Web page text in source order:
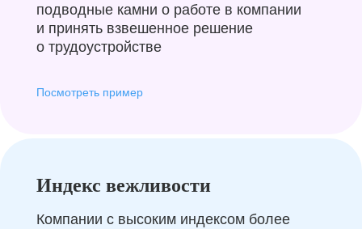
подводные камни о работе в компании
и принять взвешенное решение
о трудоустройстве
Посмотреть пример
Индекс вежливости
Компании с высоким индексом более